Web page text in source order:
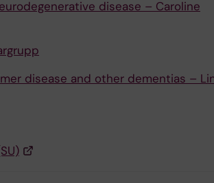
disease – Caroline
disease and other dementias –